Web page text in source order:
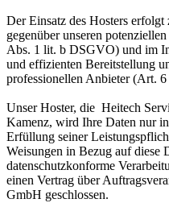
Der Einsatz des Hosters
gegenüber unseren
Abs. 1 lit. b DSGVO) und im
und effizienten Bereitstellung
professionellen Anbieter (Art.
Unser Hoster, die Heitech
Kamenz, wird Ihre Daten nur
Erfüllung seiner
Weisungen in Bezug auf diese
datenschutzkonforme
einen Vertrag über
GmbH geschlossen.